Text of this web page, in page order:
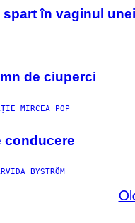
în vaginul
de ciuperci
MIRCEA POP
conducere
BYSTRÖM